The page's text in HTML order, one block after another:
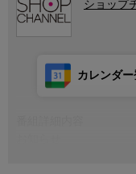
ショップ
カレンダ